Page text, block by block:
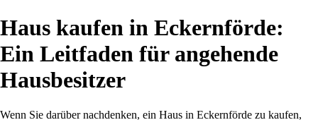
Haus kaufen in Eckernförde:
Ein Leitfaden für angehende
Hausbesitzer
Wenn Sie darüber nachdenken, ein Haus in Eckernförde zu kaufen,